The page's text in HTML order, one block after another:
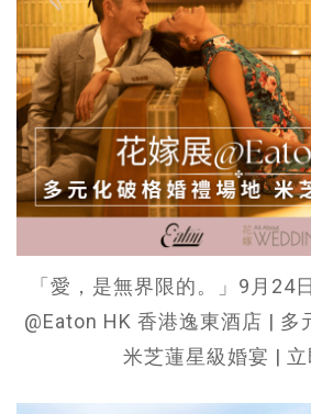
「愛，是無界限的。」9月24
@Eaton HK 香港逸東酒店 | 多
米芝蓮星級婚宴 |